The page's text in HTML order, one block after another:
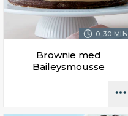
0-30 MIN.
Brownie med
Baileysmousse